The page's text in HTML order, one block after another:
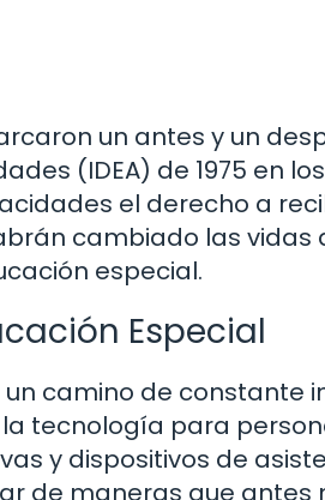
un antes y un
(IDEA) de 1975 en
el derecho a
cambiado las vidas
especial.
Especial
camino de constante
tecnología para
y dispositivos de
de maneras que antes